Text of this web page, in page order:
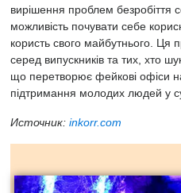
вирішення проблем безробіття
можливість почувати себе
користь свого майбутнього. Ця
серед випускників та тих, хто
що перетворює фейкові офіси
підтримання молодих людей у
Источник: inkorr.com